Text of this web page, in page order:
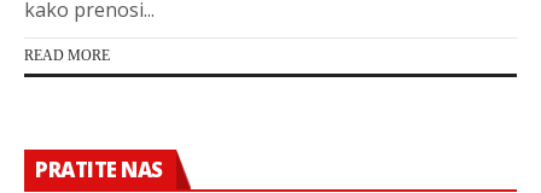
kako prenosi...
READ MORE
PRATITE NAS